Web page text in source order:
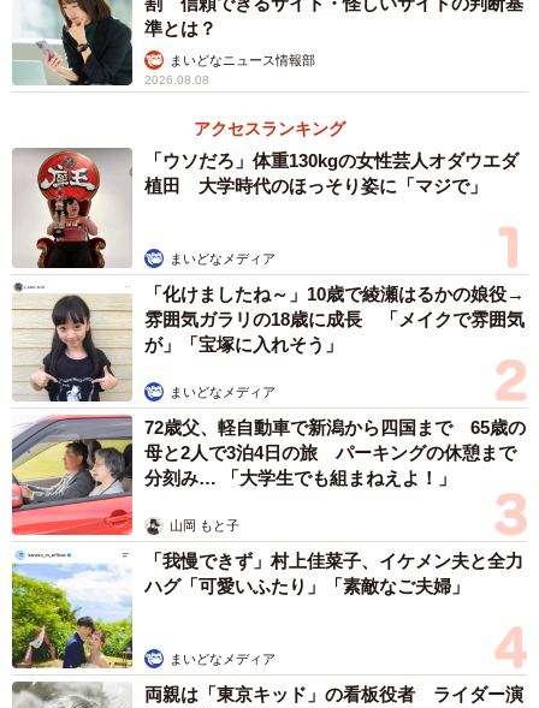
ツイッター担当者は「配線部材のかわいさをたくさんの
方に伝えられたことがとてもうれしいです」とし、「ぜひ
キーホルダーをきっかけに、愛三電機にも遊びに来ていた
だきたいです」とアピールしています。
色は青、緑、水色、橙、赤、白、黄の7色。カラフルなケ
ーブルの中央に同社名「AISAN」と左右に「TOKYO」
「AKIBA」の地名入り。各830円（税抜）。
店頭とオンラインショップで販売していますが、現在は
完売（4月24日現在）。入荷状況など、最新の情報は同社公
式ツイッターアカウント（@AisanNews）で。
24時間購入できる「プロ向け商品の自販機」でも
販売
LANケーブルキーホルダーは、大規模複合ビル「秋葉原
UDX」地下2階にある自動販売機「愛三電機自動販売機 秋
葉原UDX店」でも取り扱っています。
LANケーブル、OAタップ、RJ-45プラグ、光清掃用品、
準とは？
まいどなニュース情報部
2026.08.08
アクセスランキング
「ウソだろ」体重130kgの女性芸人オダウエダ
植田 大学時代のほっそり姿に「マジで」
まいどなメディア
「化けましたね～」10歳で綾瀬はるかの娘役→
雰囲気ガラリの18歳に成長 「メイクで雰囲気
が」「宝塚に入れそう」
まいどなメディア
72歳父、軽自動車で新潟から四国まで 65歳の
母と2人で3泊4日の旅 パーキングの休憩まで
分刻み… 「大学生でも組まねえよ！」
山岡 もと子
「我慢できず」村上佳菜子、イケメン夫と全力
ハグ「可愛いふたり」「素敵なご夫婦」
まいどなメディア
両親は「東京キッド」の看板役者 ライダー演